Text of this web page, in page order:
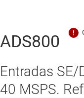
ADS800
Entradas SE/
40 MSPS.